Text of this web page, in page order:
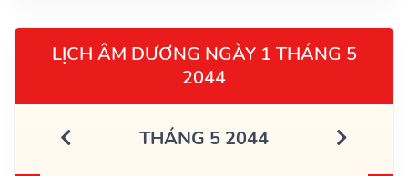
LỊCH ÂM DƯƠNG NGÀY 1 THÁNG 5
2044
THÁNG 5 2044